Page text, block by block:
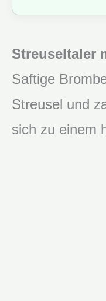
Streuseltaler
Saftige
Streusel und
sich zu einem